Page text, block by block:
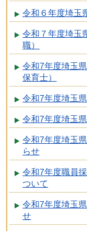
令和６年度埼玉
令和７年度埼玉
職）
令和7年度埼玉
保育士）
令和7年度埼玉
令和7年度埼玉
令和7年度埼玉
らせ
令和7年度職員
ついて
令和7年度埼玉
せ